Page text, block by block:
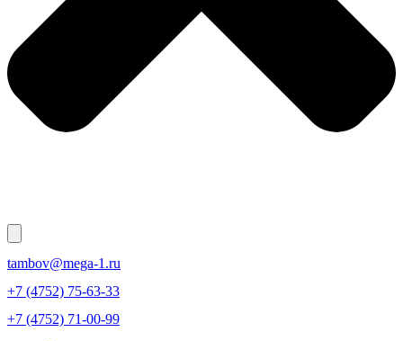
tambov@mega-1.ru
+7 (4752) 75-63-33
+7 (4752) 71-00-99